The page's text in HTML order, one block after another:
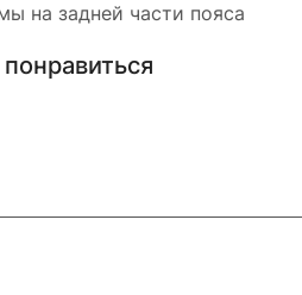
на задней части пояса